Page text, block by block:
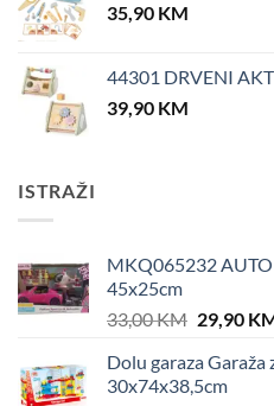
35,90 KM
44301 DRVENI
39,90 KM
ISTRAŽI
MKQ065232 AUTO
45x25cm
33,00KM Original
was:
33,00 KM.
29,90
Dolu garaza Garaža
30x74x38,5cm